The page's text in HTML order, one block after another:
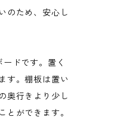
のため、安心し
ドです。置く
す。棚板は置い
奥行きより少し
とができます。